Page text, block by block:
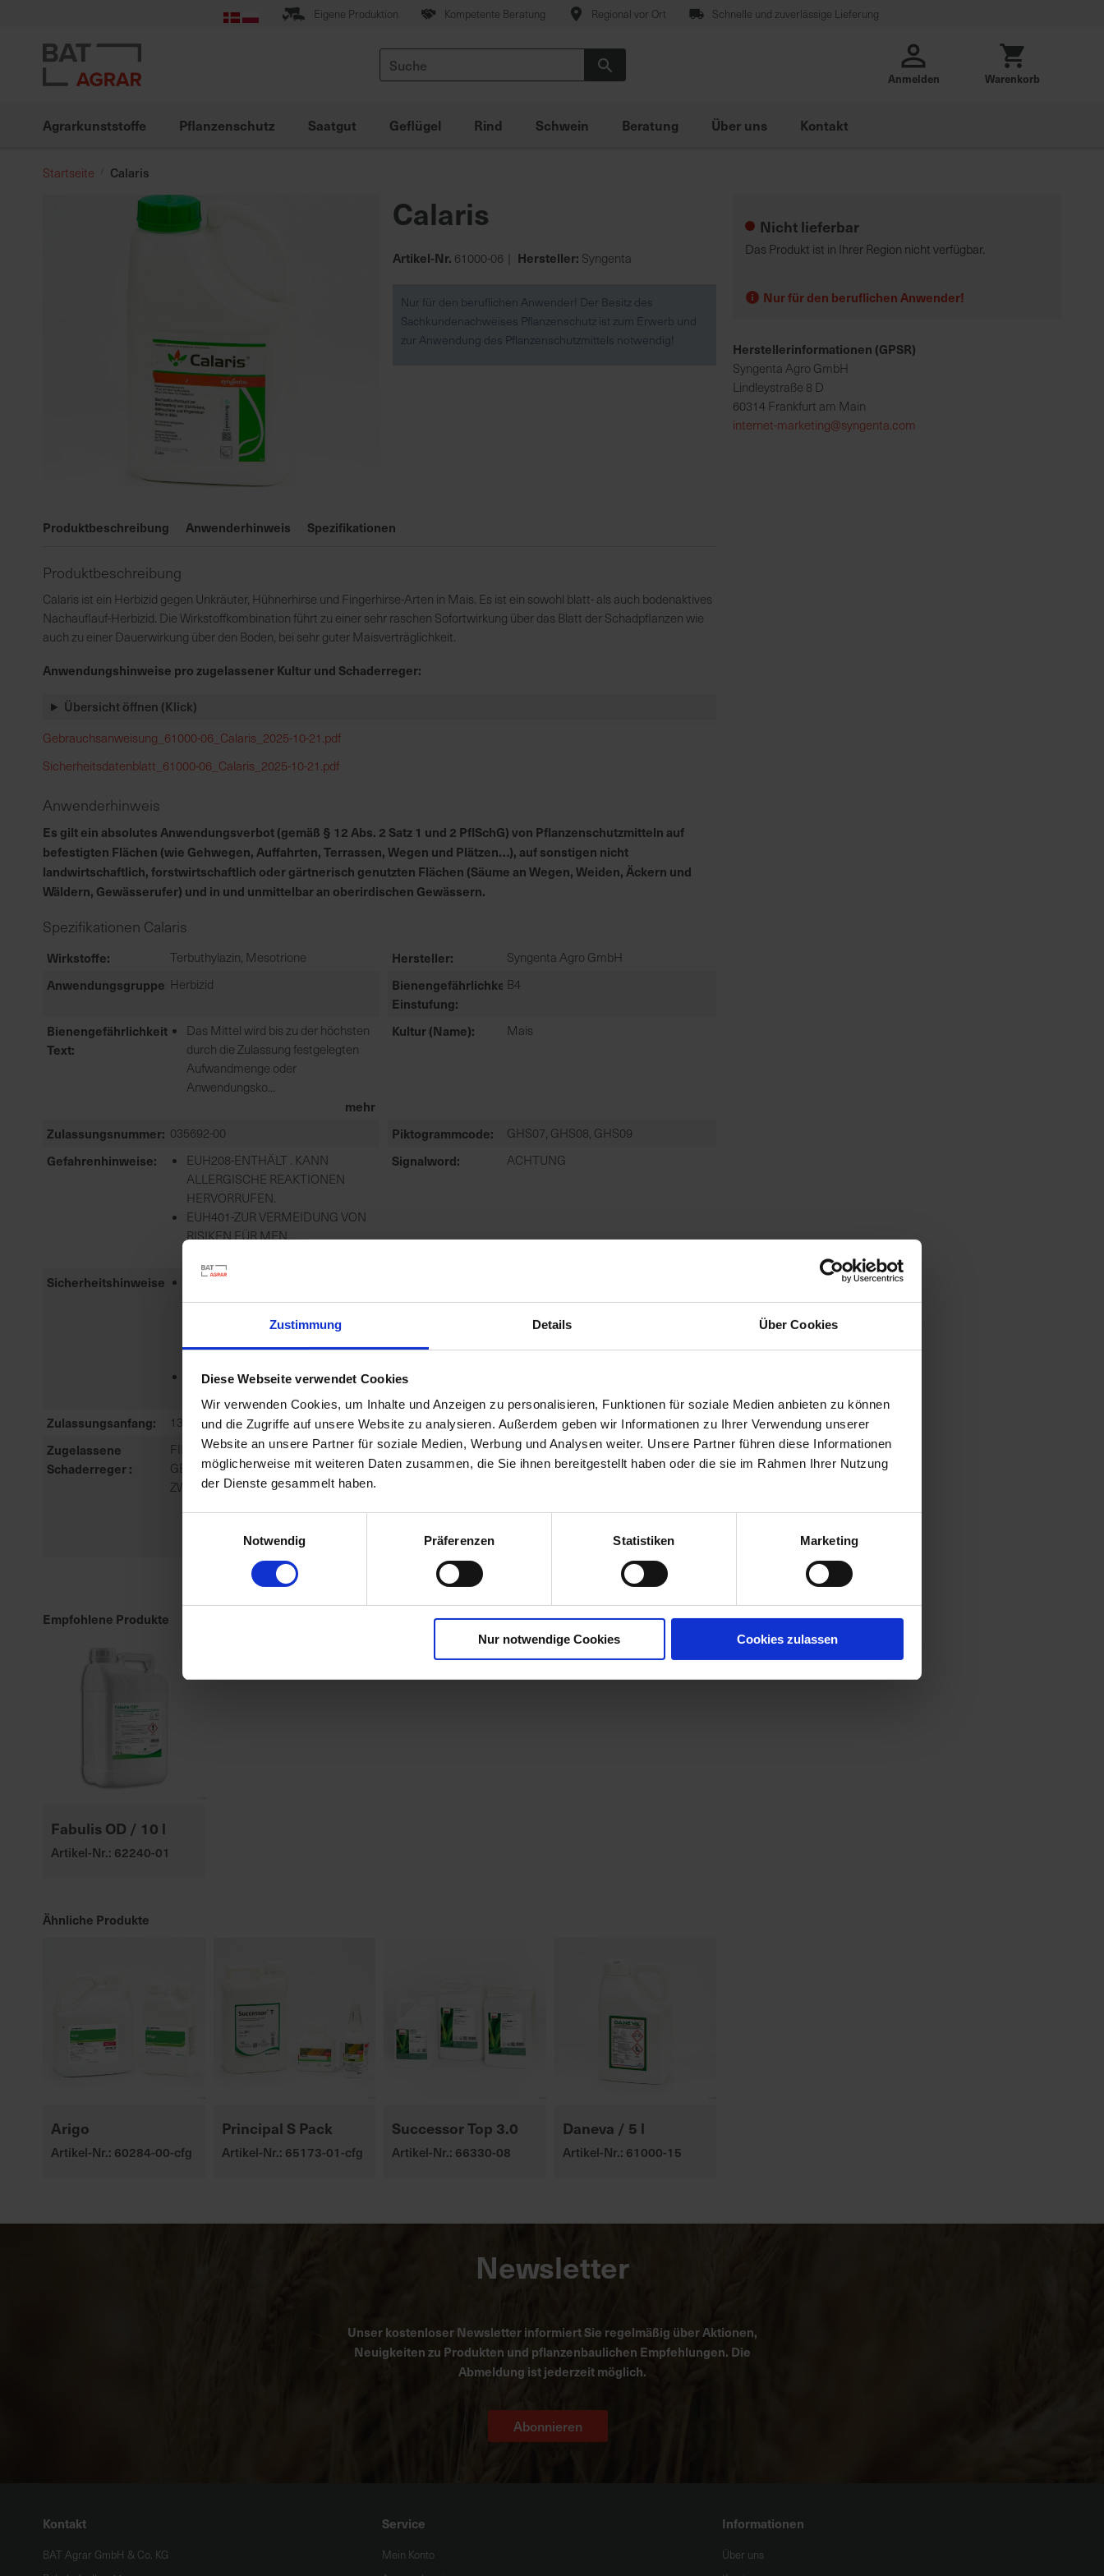
Zustimmung Details Über Cookies
Diese Webseite verwendet Cookies
Wir verwenden Cookies, um Inhalte und Anzeigen zu personalisieren, Funktionen für soziale Medien anbieten zu können
und die Zugriffe auf unsere Website zu analysieren. Außerdem geben wir Informationen zu Ihrer Verwendung unserer
Website an unsere Partner für soziale Medien, Werbung und Analysen weiter. Unsere Partner führen diese Informationen
möglicherweise mit weiteren Daten zusammen, die Sie ihnen bereitgestellt haben oder die sie im Rahmen Ihrer Nutzung
der Dienste gesammelt haben.
Notwendig
Präferenzen Statistiken Marketing
Nur notwendige Cookies Cookies zulassen
springen
Eigene Produktion Kompetente Beratung Regional vor Ort Schnelle und zuverlässige Lieferung
Suche
Anmelden Warenkorb
Agrarkunststoffe Pflanzenschutz Saatgut Geflügel Rind Schwein Beratung Über uns Kontakt
Startseite Calaris
der
springen
Calaris
Artikel-Nr. 61000-06 Hersteller: Syngenta
Nur für den beruflichen Anwender! Der Besitz des
Sachkundenachweises Pflanzenschutz ist zum Erwerb und
zur Anwendung des Pflanzenschutzmittels notwendig!
Produktbeschreibung Anwenderhinweis Spezifikationen
Produktbeschreibung
Calaris ist ein Herbizid gegen Unkräuter, Hühnerhirse und Fingerhirse-Arten in Mais. Es ist ein sowohl blatt- als auch bodenaktives
Nachauflauf-Herbizid. Die Wirkstoffkombination führt zu einer sehr raschen Sofortwirkung über das Blatt der Schadpflanzen wie
auch zu einer Dauerwirkung über den Boden, bei sehr guter Maisverträglichkeit.
Anwendungshinweise pro zugelassener Kultur und Schaderreger:
Übersicht öffnen (Klick)
Gebrauchsanweisung_61000-06_Calaris_2025-10-21.pdf
Sicherheitsdatenblatt_61000-06_Calaris_2025-10-21.pdf
Anwenderhinweis
Es gilt ein absolutes Anwendungsverbot (gemäß § 12 Abs. 2 Satz 1 und 2 PflSchG) von Pflanzenschutzmitteln auf
befestigten Flächen (wie Gehwegen, Auffahrten, Terrassen, Wegen und Plätzen…), auf sonstigen nicht
landwirtschaftlich, forstwirtschaftlich oder gärtnerisch genutzten Flächen (Säume an Wegen, Weiden, Äckern und
Wäldern, Gewässerufer) und in und unmittelbar an oberirdischen Gewässern.
Spezifikationen Calaris
Wirkstoffe Terbuthylazin, Mesotrione Hersteller Syngenta Agro GmbH
Anwendungsgruppe Herbizid
Bienengefährlichkeit
Einstufung
B4
Bienengefährlichkeit
Text
Das Mittel wird bis zu der höchsten
durch die Zulassung festgelegten
Aufwandmenge oder
Anwendungsko...
mehr
Kultur (Name) Mais
Zulassungsnummer 035692-00 Piktogrammcode GHS07, GHS08, GHS09
Gefahrenhinweise
EUH208-ENTHÄLT . KANN
ALLERGISCHE REAKTIONEN
HERVORRUFEN.
EUH401-ZUR VERMEIDUNG VON
RISIKEN FÜR MEN...
Signalword ACHTUNG
Sicherheitshinweise
P101-IST ÄRZTLICHER RAT
ERFORDERLICH, VERPACKUNG
P102-DARF...
Zulassungsanfang 13.02.2023 Zulassungsstatus Zugelassen
Zugelassene
Schaderreger
FINGERHIRSE, HÜHNERHIRSE:
GEMEINE, EINJÄHRIGE
ZWEIKEIMBLÄTTRIGE UNKRÄUTER
AnwendungsbestimmungenNB6641-DAS MITTEL WIRD BIS ZU
DER HÖCHSTEN DURCH DIE
Empfohlene Produkte
Fabulis OD / 10 l
Artikel-Nr.: 62240-01
Ähnliche Produkte
Arigo
Artikel-Nr.: 60284-00-cfg
Principal S Pack
Artikel-Nr.: 65173-01-cfg
Successor Top 3.0
Artikel-Nr.: 66330-08
Daneva / 5 l
Artikel-Nr.: 61000-15
Nicht lieferbar
Das Produkt ist in Ihrer Region nicht verfügbar.
Nur für den beruflichen Anwender!
Herstellerinformationen (GPSR)
Syngenta Agro GmbH
Lindleystraße 8 D
60314 Frankfurt am Main
internet-marketing@syngenta.com
Newsletter
Unser kostenloser Newsletter informiert Sie regelmäßig über Aktionen,
Neuigkeiten zu Produkten und pflanzenbaulichen Empfehlungen. Die
Abmeldung ist jederzeit möglich.
Abonnieren
Kontakt
BAT Agrar GmbH & Co. KG
Service
Mein Konto
Informationen
Über uns